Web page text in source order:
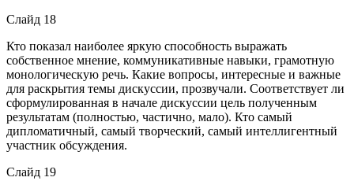
Слайд 18
Кто показал наиболее яркую способность выражать
собственное мнение, коммуникативные навыки, грамотную
монологическую речь. Какие вопросы, интересные и важные
для раскрытия темы дискуссии, прозвучали. Соответствует ли
сформулированная в начале дискуссии цель полученным
результатам (полностью, частично, мало). Кто самый
дипломатичный, самый творческий, самый интеллигентный
участник обсуждения.
Слайд 19